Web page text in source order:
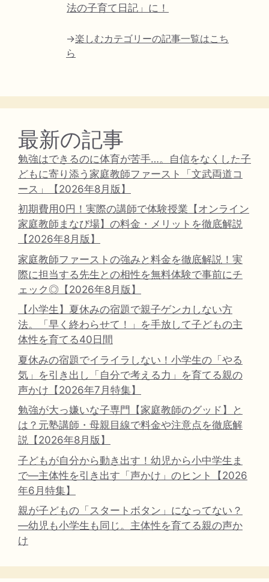
法の子育て日記」に！
→楽しむカテゴリーの記事一覧はこち
ら
最新の記事
勉強はできるのに体育が苦手…。自信をなくした子
どもに寄り添う家庭教師ファースト「文武両道コ
ース」【2026年8月版】
初期費用0円！実際の講師で体験授業【オンライン
家庭教師まなび場】の料金・メリットを徹底解説
【2026年8月版】
家庭教師ファーストの強みと料金を徹底解説！実
際に担当する先生との相性を無料体験で事前にチ
ェック◎【2026年8月版】
【小学生】夏休みの宿題で親子ゲンカしない方
法。「早く終わらせて！」を手放して子どもの主
体性を育てる40日間
夏休みの宿題でイライラしない！小学生の「やる
気」を引き出し「自分で考える力」を育てる親の
声かけ【2026年7月特集】
勉強が大っ嫌いな子専門【家庭教師のグッド】と
は？元塾講師・母親目線で料金や注意点を徹底解
説【2026年8月版】
子どもが自分から動き出す！幼児から小中学生ま
で―主体性を引き出す「声かけ」のヒント【2026
年6月特集】
親が子どもの「スタートボタン」になってない？
―幼児も小学生も同じ。主体性を育てる親の声か
け